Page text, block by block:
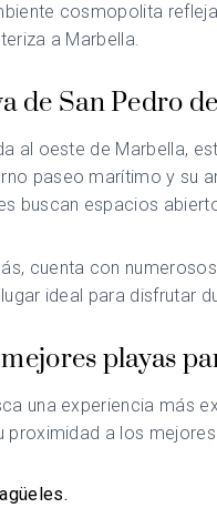
cosmopolita
a Marbella.
de San Pedro
al oeste de Marbella,
paseo marítimo y su
buscan espacios
cuenta con
lugar ideal para disfrutar
playas
una experiencia más
proximidad a los